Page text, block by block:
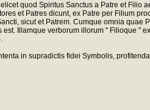
quod Spiritus Sanctus a Patre et Filio
et Patres dicunt, ex Patre per Filium
sicut et Patrem. Cumque omnia quae
Illamque verborum illorum " Filioque "
in supradictis fidei Symbolis,